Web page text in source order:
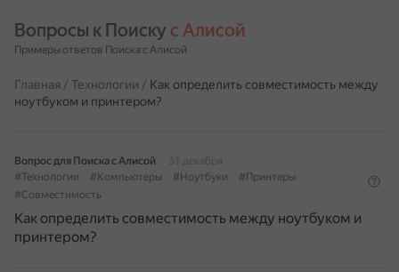
Вопросы к Поиску с Алисой
Примеры ответов Поиска с Алисой
Главная / Технологии / Как определить совместимость между
ноутбуком и принтером?
Вопрос для Поиска с Алисой
31 декабря
#Технологии
#Компьютеры #Ноутбуки
#Принтеры
#Совместимость
Как определить совместимость между ноутбуком и
принтером?